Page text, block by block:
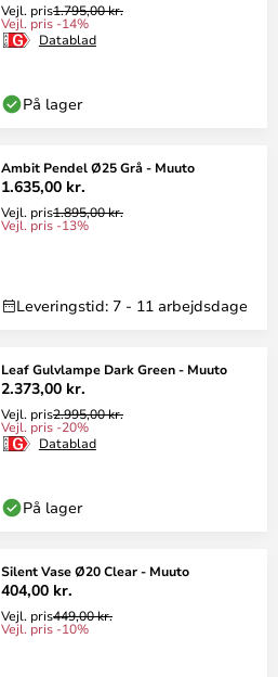
Vejl. pris1.795,00 kr.
Vejl. pris -14%
Datablad
På lager
Ambit Pendel Ø25 Grå - Muuto
1.635,00 kr.
Vejl. pris1.895,00 kr.
Vejl. pris -13%
Leveringstid: 7 - 11 arbejdsdage
Leaf Gulvlampe Dark Green - Muuto
2.373,00 kr.
Vejl. pris2.995,00 kr.
Vejl. pris -20%
Datablad
På lager
Silent Vase Ø20 Clear - Muuto
404,00 kr.
Vejl. pris449,00 kr.
Vejl. pris -10%